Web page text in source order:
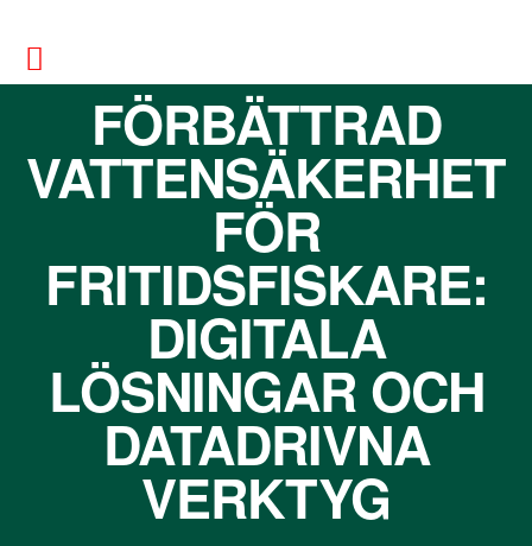
FÖRBÄTTRAD
VATTENSÄKERHET
FÖR
FRITIDSFISKARE:
DIGITALA
LÖSNINGAR OCH
DATADRIVNA
VERKTYG